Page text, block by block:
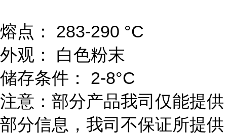
熔点： 283-290 °C
外观： 白色粉末
储存条件： 2-8°C
注意：部分产品我司仅能提供
部分信息，我司不保证所提供